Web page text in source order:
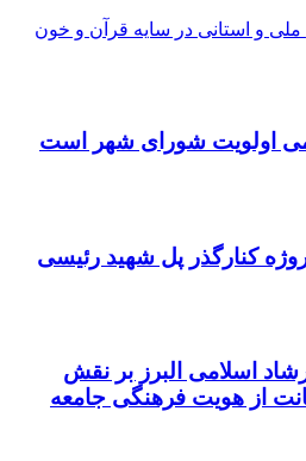
و استانی در سایه قرآن و خون
اولویت شورای شهر است
پروژه کنارگذر پل شهید رئیسی
اسلامی البرز بر نقش
از هویت فرهنگی جامعه